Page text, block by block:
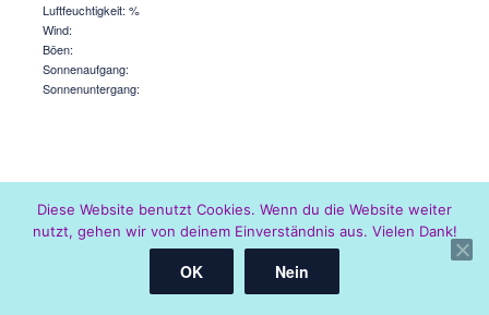
Luftfeuchtigkeit: %
Wind:
Böen:
Sonnenaufgang:
Sonnenuntergang:
Mit Stolz präsentiert von WordPress
Diese Website benutzt Cookies. Wenn du die Website weiter
nutzt, gehen wir von deinem Einverständnis aus. Vielen Dank!
OK Nein